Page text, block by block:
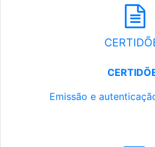
Emissão e